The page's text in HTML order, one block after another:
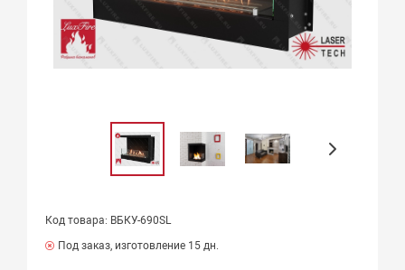
Код товара: ВБКУ-690SL
Под заказ, изготовление 15 дн.